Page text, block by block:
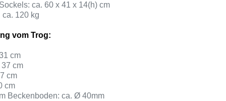
ca. 60 x 41 x 14(h) cm
ca. 120 kg
vom Trog:
cm
cm
cm
cm
Beckenboden: ca. Ø 40mm